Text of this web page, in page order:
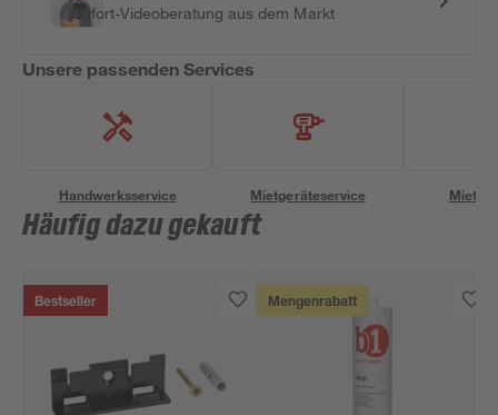
Sofort-Videoberatung aus dem Markt
Unsere passenden Services
Handwerksservice Mietgeräteservice
Häufig dazu gekauft
Bestseller Mengenrabatt